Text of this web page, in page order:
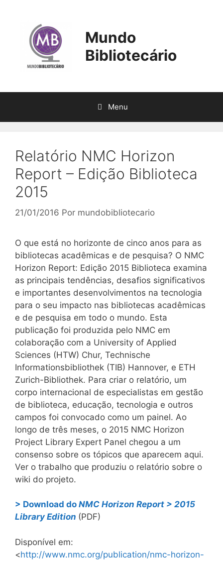
conteúdo
Mundo
Bibliotecário
Menu
Relatório NMC Horizon
Report – Edição Biblioteca
2015
21/01/2016 Por mundobibliotecario
O que está no horizonte de cinco anos para as
bibliotecas acadêmicas e de pesquisa? O NMC
Horizon Report: Edição 2015 Biblioteca examina
as principais tendências, desafios significativos
e importantes desenvolvimentos na tecnologia
para o seu impacto nas bibliotecas acadêmicas
e de pesquisa em todo o mundo. Esta
publicação foi produzida pelo NMC em
colaboração com a University of Applied
Sciences (HTW) Chur, Technische
Informationsbibliothek (TIB) Hannover, e ETH
Zurich-Bibliothek. Para criar o relatório, um
corpo internacional de especialistas em gestão
de biblioteca, educação, tecnologia e outros
campos foi convocado como um painel. Ao
longo de três meses, o 2015 NMC Horizon
Project Library Expert Panel chegou a um
consenso sobre os tópicos que aparecem aqui.
Ver o trabalho que produziu o relatório sobre o
wiki do projeto.
> Download do NMC Horizon Report > 2015
Library Edition (PDF)
Disponível em:
<http://www.nmc.org/publication/nmc-horizon-